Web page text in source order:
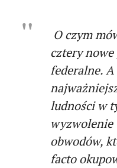
O czym
cztery
federalne.
ludności w
obwodów,
facto